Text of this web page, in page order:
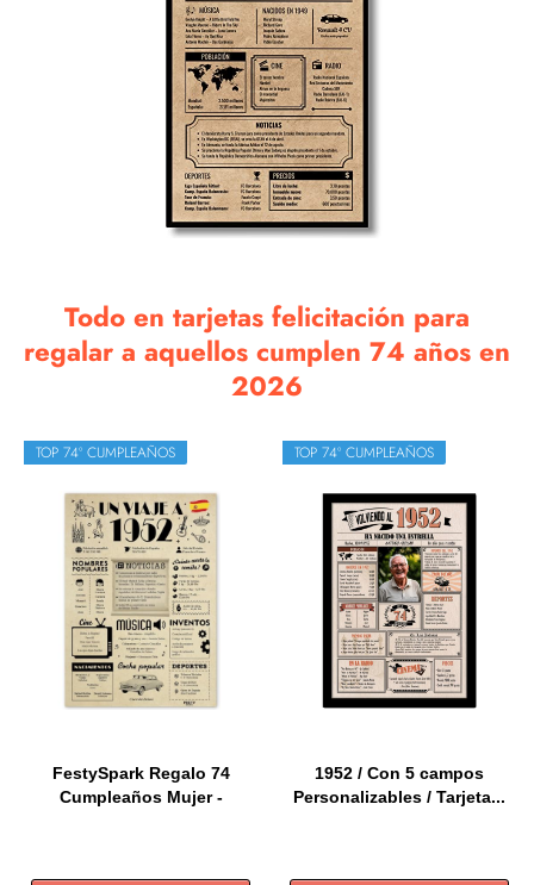
Todo en tarjetas felicitación para
regalar a aquellos cumplen 74 años en
2026
TOP 74º CUMPLEAÑOS
FestySpark Regalo 74
Cumpleaños Mujer -
TOP 74º CUMPLEAÑOS
1952 / Con 5 campos
Personalizables / Tarjeta...